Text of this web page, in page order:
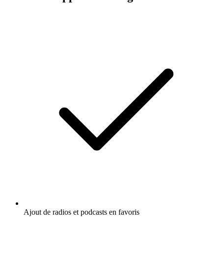
Ajout de radios et podcasts en favoris